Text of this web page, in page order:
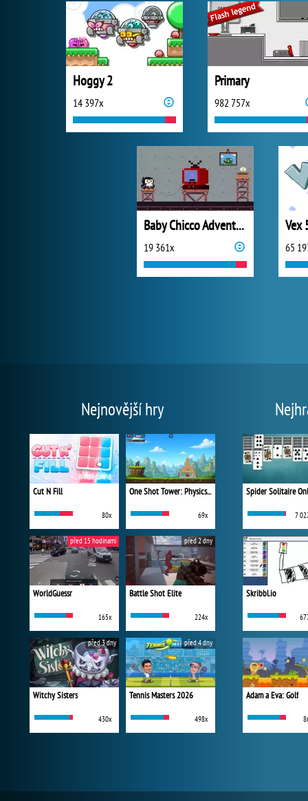
Hoggy 2
14 397x
Primary
982 757x
Baby Chicco Adventures
19 361x
Vex
65
Nejnovější hry
Cut N Fill
80x
One Shot Tower: Physics Destroyer
69x
WorldGuessr
165x
před 15 hodinami
Battle Shot Elite
224x
před 2 dny
Witchy Sisters
430x
před 3 dny
Tennis Masters 2026
498x
před 4 dny
Spider Solitaire
7
Skribbl.io
Adam a Eva: Golf